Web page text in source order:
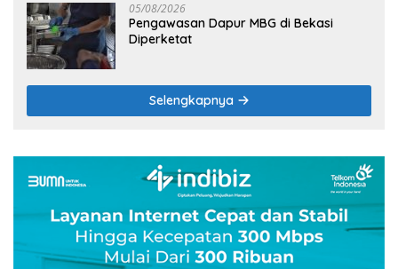
05/08/2026
Pengawasan Dapur MBG di Bekasi
Diperketat
Selengkapnya